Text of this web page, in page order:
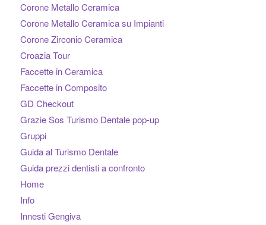
Corone Metallo Ceramica
Corone Metallo Ceramica su Impianti
Corone Zirconio Ceramica
Croazia Tour
Faccette in Ceramica
Faccette in Composito
GD Checkout
Grazie Sos Turismo Dentale pop-up
Gruppi
Guida al Turismo Dentale
Guida prezzi dentisti a confronto
Home
Info
Innesti Gengiva